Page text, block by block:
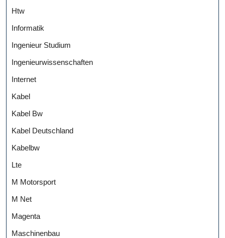
Htw
Informatik
Ingenieur Studium
Ingenieurwissenschaften
Internet
Kabel
Kabel Bw
Kabel Deutschland
Kabelbw
Lte
M Motorsport
M Net
Magenta
Maschinenbau